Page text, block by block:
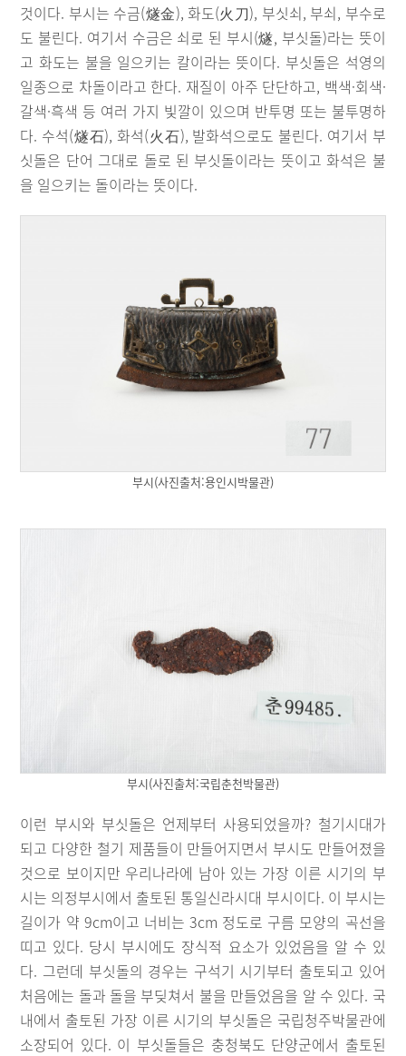
것이다. 부시는 수금(燧金), 화도(火刀), 부싯쇠, 부쇠, 부수로
도 불린다. 여기서 수금은 쇠로 된 부시(燧, 부싯돌)라는 뜻이
고 화도는 불을 일으키는 칼이라는 뜻이다. 부싯돌은 석영의
일종으로 차돌이라고 한다. 재질이 아주 단단하고, 백색·회색·
갈색·흑색 등 여러 가지 빛깔이 있으며 반투명 또는 불투명하
다. 수석(燧石), 화석(火石), 발화석으로도 불린다. 여기서 부
싯돌은 단어 그대로 돌로 된 부싯돌이라는 뜻이고 화석은 불
을 일으키는 돌이라는 뜻이다.
부시(사진출처:용인시박물관)
부시(사진출처:국립춘천박물관)
이런 부시와 부싯돌은 언제부터 사용되었을까? 철기시대가
되고 다양한 철기 제품들이 만들어지면서 부시도 만들어졌을
것으로 보이지만 우리나라에 남아 있는 가장 이른 시기의 부
시는 의정부시에서 출토된 통일신라시대 부시이다. 이 부시는
길이가 약 9cm이고 너비는 3cm 정도로 구름 모양의 곡선을
띠고 있다. 당시 부시에도 장식적 요소가 있었음을 알 수 있
다. 그런데 부싯돌의 경우는 구석기 시기부터 출토되고 있어
처음에는 돌과 돌을 부딪쳐서 불을 만들었음을 알 수 있다. 국
내에서 출토된 가장 이른 시기의 부싯돌은 국립청주박물관에
소장되어 있다. 이 부싯돌들은 충청북도 단양군에서 출토된